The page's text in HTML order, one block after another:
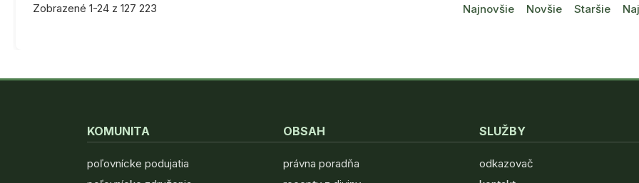
Zobrazené 1-24 z 127 223 Najnovšie Novšie Staršie
KOMUNITA
poľovnícke podujatia
OBSAH
právna poradňa
SLUŽBY
odkazovač